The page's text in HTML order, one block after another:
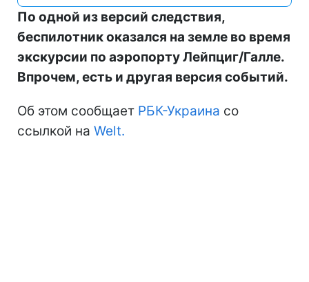
По одной из версий следствия,
беспилотник оказался на земле во время
экскурсии по аэропорту Лейпциг/Галле.
Впрочем, есть и другая версия событий.
Об этом сообщает РБК-Украина со
ссылкой на Welt.